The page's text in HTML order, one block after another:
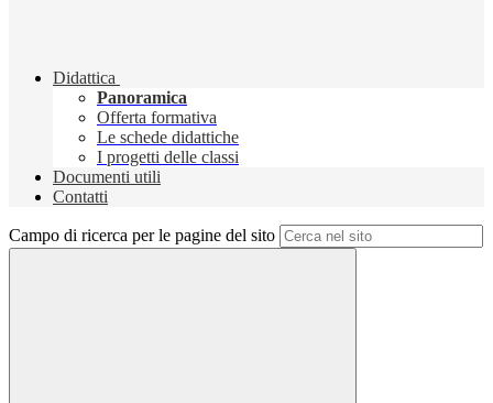
Didattica
Panoramica
Offerta formativa
Le schede didattiche
I progetti delle classi
Documenti utili
Contatti
Campo di ricerca per le pagine del sito